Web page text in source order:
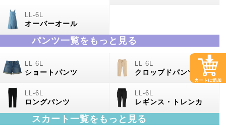
オーバーオール
パンツ一覧をもっと見る
ショートパンツ クロップドパンツ
ロングパンツ レギンス・トレンカ
スカート一覧をもっと見る
カートに追加